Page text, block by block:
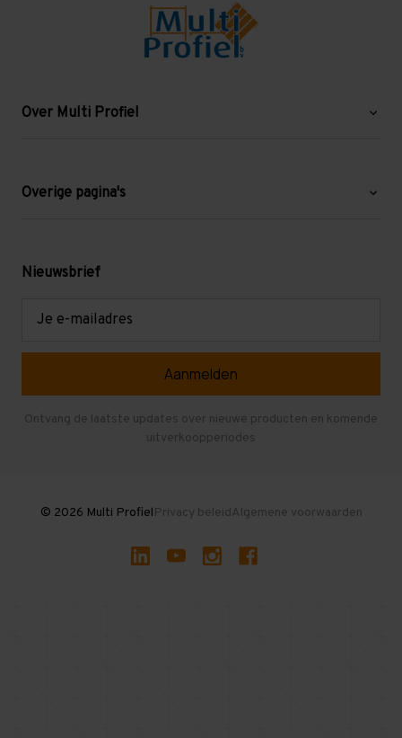
Over Multi Profiel
Blog
Levering en afhalen
Overige pagina's
Mezzanine
Gebruikte entresolvloeren
Nieuwsbrief
Ontvang de laatste updates over nieuwe producten en komende
uitverkoopperiodes
© 2026 Multi ProfielPrivacy beleidAlgemene voorwaarden